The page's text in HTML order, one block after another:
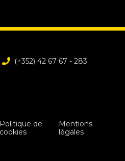
(+352) 42 67 67 - 283
Politique de
cookies
Mentions
légales